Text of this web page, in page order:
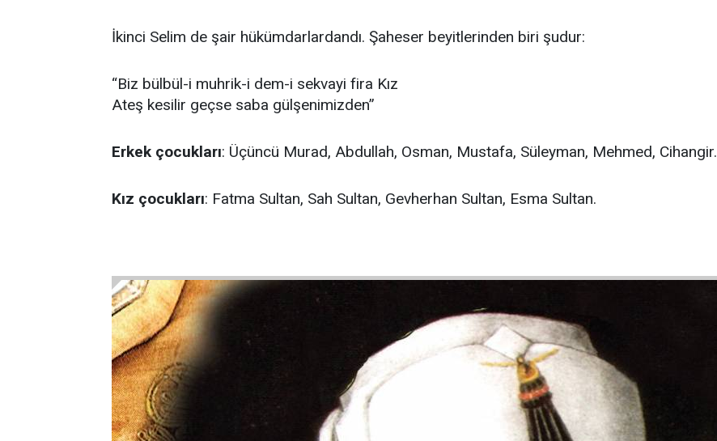
İkinci Selim de şair hükümdarlardandı. Şaheser beyitlerinden biri şudur:
“Biz bülbül-i muhrik-i dem-i sekvayi fira Kız
Ateş kesilir geçse saba gülşenimizden”
Erkek çocukları: Üçüncü Murad, Abdullah, Osman, Mustafa, Süleyman, Mehmed, Cihangir.
Kız çocukları: Fatma Sultan, Sah Sultan, Gevherhan Sultan, Esma Sultan.